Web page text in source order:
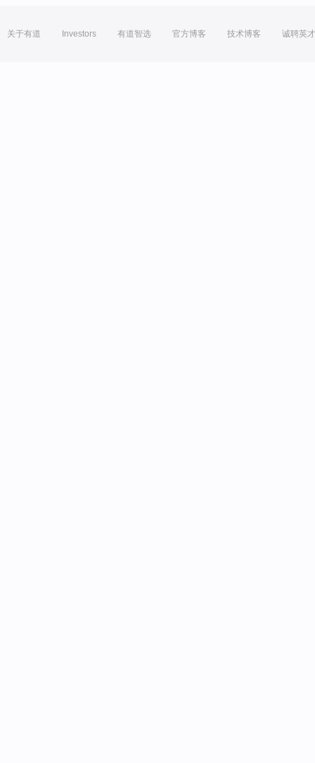
关于有道 Investors 有道智选 官方博客 技术博客 诚聘英才